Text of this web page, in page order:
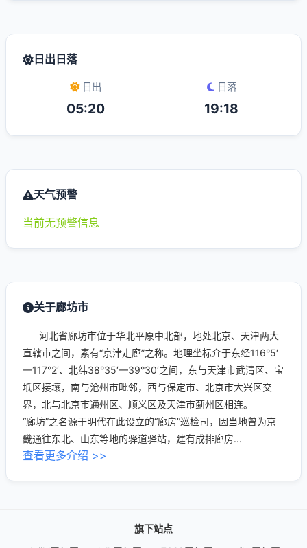
日出日落
日出
05:20
日落
19:18
天气预警
当前无预警信息
关于廊坊市
河北省廊坊市位于华北平原中北部，地处北京、天津两大
直辖市之间，素有“京津走廊”之称。地理坐标介于东经116°5′
—117°2′、北纬38°35′—39°30′之间，东与天津市武清区、宝
坻区接壤，南与沧州市毗邻，西与保定市、北京市大兴区交
界，北与北京市通州区、顺义区及天津市蓟州区相连。
“廊坊”之名源于明代在此设立的“廊房”巡检司，因当地曾为京
畿通往东北、山东等地的驿道驿站，建有成排廊房...
查看更多介绍 >>
旗下站点